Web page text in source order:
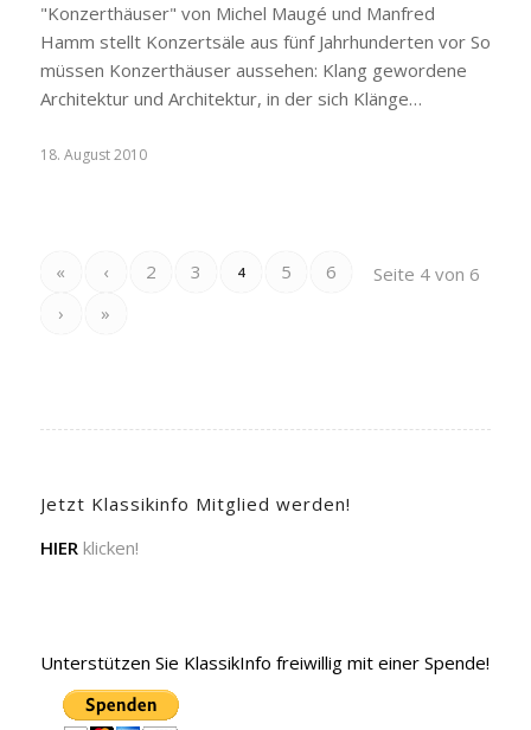
"Konzerthäuser" von Michel Maugé und Manfred
Hamm stellt Konzertsäle aus fünf Jahrhunderten vor So
müssen Konzerthäuser aussehen: Klang gewordene
Architektur und Architektur, in der sich Klänge…
18. August 2010
Seite 4 von 6
« ‹ 2 3 4 5
6
›
»
Jetzt Klassikinfo Mitglied werden!
HIER klicken!
Unterstützen Sie KlassikInfo freiwillig mit einer Spende!